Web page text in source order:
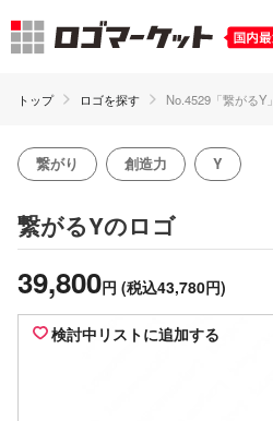
トップ ロゴを探す No.4529「繋がるY」
繋がり 創造力 Y
繋がるYのロゴ
39,800円 (税込43,780円)
検討中リストに追加する